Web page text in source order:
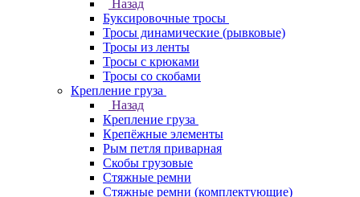
Назад
Буксировочные тросы
Тросы динамические (рывковые)
Тросы из ленты
Тросы с крюками
Тросы со скобами
Крепление груза
Назад
Крепление груза
Крепёжные элементы
Рым петля приварная
Скобы грузовые
Стяжные ремни
Стяжные ремни (комплектующие)